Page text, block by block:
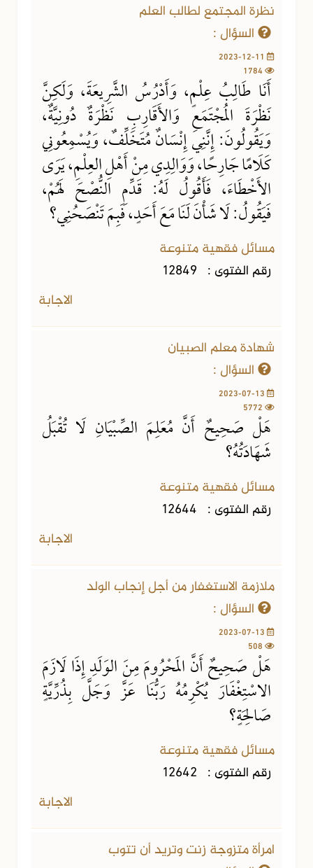
نظرة المجتمع لطالب العلم
السؤال :
أَنَا طَالِبُ عِلْمٍ، وَأَدْرُسُ الشَّرِيعَةَ، وَلَكِنَّ
نَظْرَةَ المُجْتَمَعِ وَالأَقَارِبِ نَظْرَةٌ دُونِيَّةٌ،
وَيَقُولُونَ: إِنَّنِي إِنْسَانٌ مُتَخَلِّفٌ، وَيُسْمِعُونِي
كَلَامًا جَارِحًا، وَوَالِدِي مِنْ أَهْلِ العِلْمِ، يَرَى
الأَخْطَاءَ، فَأَقُولُ لَهُ: قَدِّمِ النُّصْحَ لَهُمْ،
فَيَقُولُ: لَا شَأْنَ لَنَا مَعَ أَحَدٍ، فَبِمَ تَنْصَحُنِي؟
مسائل فقهية متنوعة
رقم الفتوى : 12849
الاجابة
شهادة معلم الصبيان
السؤال :
هَلْ صَحِيحٌ أَنَّ مُعَلِمَ الصِّبْيَانِ لَا تُقْبَلُ
شَهَادَتُهُ؟
مسائل فقهية متنوعة
رقم الفتوى : 12644
الاجابة
ملازمة الاستغفار من أجل إنجاب الولد
السؤال :
هَلْ صَحِيحٌ أَنَّ المَحْرُومَ مِنَ الوَلَدِ إِذَا لَازَمَ
الاسْتِغْفَارَ يُكْرِمُهُ رَبُّنَا عَزَّ وَجَلَّ بِذُرِّيَّةٍ
صَالِحَةٍ؟
مسائل فقهية متنوعة
رقم الفتوى : 12642
الاجابة
امرأة متزوجة زنت وتريد أن تتوب